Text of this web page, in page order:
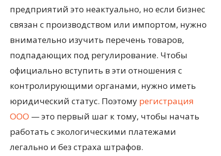
предприятий это неактуально, но если бизнес
связан с производством или импортом, нужно
внимательно изучить перечень товаров,
подпадающих под регулирование. Чтобы
официально вступить в эти отношения с
контролирующими органами, нужно иметь
юридический статус. Поэтому регистрация
ООО — это первый шаг к тому, чтобы начать
работать с экологическими платежами
легально и без страха штрафов.